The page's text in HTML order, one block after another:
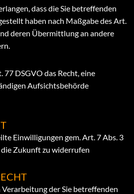
dass die Sie betreffenden
haben nach Maßgabe des Art.
deren Übermittlung an andere
77 DSGVO das Recht, eine
Aufsichtsbehörde
Einwilligungen gem. Art. 7 Abs. 3
Zukunft zu widerrufen
der Sie betreffenden